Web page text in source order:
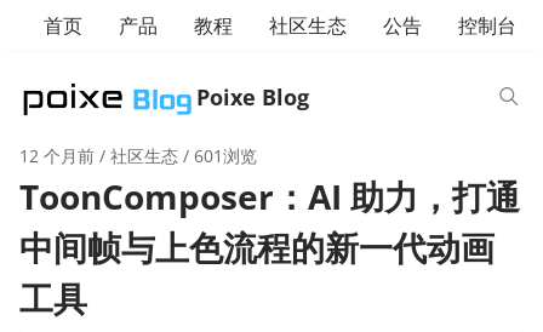
Poixe Blog
首页 产品 教程 社区生态 公告 控制台
12 个月前/ 社区生态/ 601浏览
ToonComposer：AI 助力，打通
中间帧与上色流程的新一代动画
工具